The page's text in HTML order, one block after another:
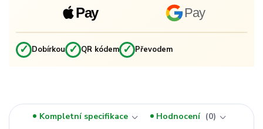
Pay Pay
✓ Dobírkou ✓ QR kódem ✓ Převodem
Kompletní specifikace Hodnocení
0